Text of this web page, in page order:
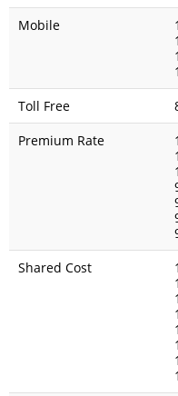
Mobile
Toll Free
Premium Rate
Shared Cost